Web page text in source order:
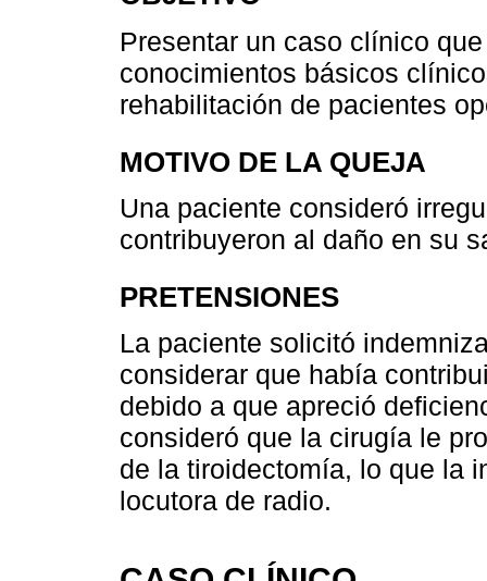
Presentar un caso clínico
conocimientos básicos
rehabilitación de pacientes
MOTIVO DE LA QUEJA
Una paciente consideró
contribuyeron al daño en su
PRETENSIONES
La paciente solicitó
considerar que había
debido a que apreció
consideró que la cirugía le
de la tiroidectomía, lo que la
locutora de radio.